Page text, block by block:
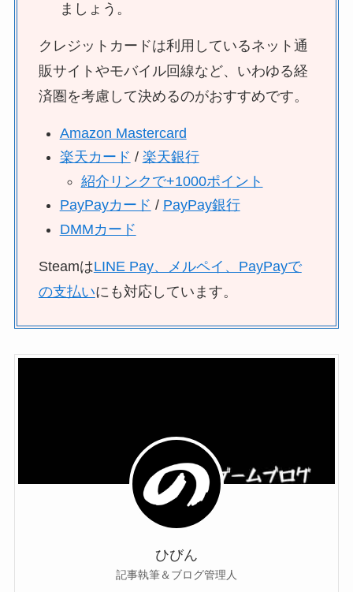
ましょう。
クレジットカードは利用しているネット通
販サイトやモバイル回線など、いわゆる経
済圏を考慮して決めるのがおすすめです。
Amazon Mastercard
楽天カード / 楽天銀行
紹介リンクで+1000ポイント
PayPayカード / PayPay銀行
DMMカード
SteamはLINE Pay、メルペイ、PayPayで
の支払いにも対応しています。
ひびん
記事執筆＆ブログ管理人